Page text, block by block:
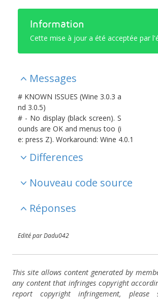
Information
Cette mise à jour a été acceptée par
Messages
# KNOWN ISSUES (Wine 3.0.3 a
nd 3.0.5)
# - No display (black screen). S
ounds are OK and menus too (i
e: press Z). Workaround: Wine 4.0.1
Differences
Nouveau code source
Réponses
Edité par Dadu042
This site allows content generated by
any content that infringes copyright
report copyright infringement,